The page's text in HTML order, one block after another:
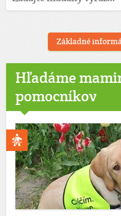
Základné
Hľadáme
pomocníkov